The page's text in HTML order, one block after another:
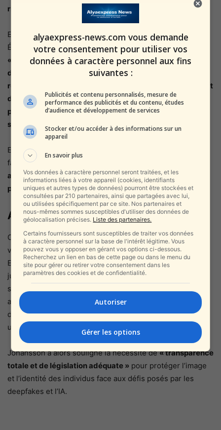
risquons de perdre notre emprise sur la réalité. »
Elle a également exprimé son malaise face à l’inaction des
États-Unis :
« Un immense changement est à venir dans le domaine
de l’IA, et plusieurs pays ont déjà réagi de manière
responsable – à l’exception des États-Unis. Il est effrayant
de voir à quel point le gouvernement américain est
paralysé face à la nécessité de légiférer pour protéger
ses citoyens des dangers imminents de l’IA. »
Elle a conclu en appelant le gouvernement américain à
faire de la législation sur l’usage de l’IA une
absolue », soulignant que cette question affecte« l’avenir
proche de toute l’humanité ».
Antécédents de conflits liés à l’IA
Ce n’est pas la première fois que Scarlett Johansson est
victime de contenus générés par intelligence artificielle.
En novembre 2023, elle avait menacé de poursuites
judiciaires une entreprise qui avait utilisé son image sans
son consentement dans une publicité. En mai 2024, elle
avait également exprimé son indignation après avoir
découvert une imitation vocale troublante de sa voix
utilisée dans une version de ChatGPT nommée Sky.
Johansson a alors souligné la nécessité de« transparence
totale et de législation adéquate » pour protéger l’image
et l’identité des individus face aux défis posés par les
deepfakes et l’IA.
alyaexpress-news.com vous demande
votre consentement pour utiliser vos
données à caractère personnel aux fins
suivantes :
Publicités et contenu personnalisés, mesure de
performance des publicités et du contenu, études
d’audience et développement de services
Stocker et/ou accéder à des informations sur un
appareil
En savoir plus
Vos données à caractère personnel seront traitées, et les
informations liées à votre appareil (cookies, identifiants
uniques et autres types de données) pourront être stockées et
consultées par 210 partenaires, ainsi que partagées avec lui,
ou utilisées spécifiquement par ce site. Nos partenaires et
nous-mêmes sommes susceptibles d'utiliser des données de
géolocalisation précises. Liste des partenaires.
Certains fournisseurs sont susceptibles de traiter vos données
à caractère personnel sur la base de l'intérêt légitime. Vous
pouvez vous y opposer en gérant vos options ci-dessous.
Recherchez un lien en bas de cette page ou dans le menu du
site pour gérer ou retirer votre consentement dans les
paramètres des cookies et de confidentialité.
Autoriser
Gérer les options